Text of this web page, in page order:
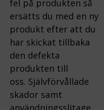
fel på produkten så
ersätts du med en ny
produkt efter att du
har skickat tillbaka
den defekta
produkten till
oss. Självförvållade
skador samt
användningsslitage